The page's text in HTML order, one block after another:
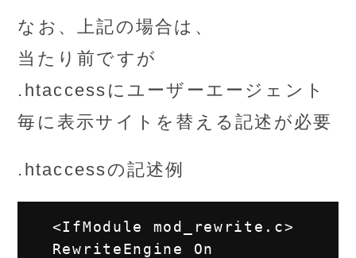
なお、上記の場合は、
当たり前ですが
.htaccessにユーザーエージェント
毎に表示サイトを替える記述が必要
.htaccessの記述例
  <IfModule mod_rewrite.c>
  RewriteEngine On